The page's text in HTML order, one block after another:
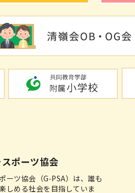
ポーツ協会
ーツ協会（G‑PSA）は、誰も
しめる社会を目指していま